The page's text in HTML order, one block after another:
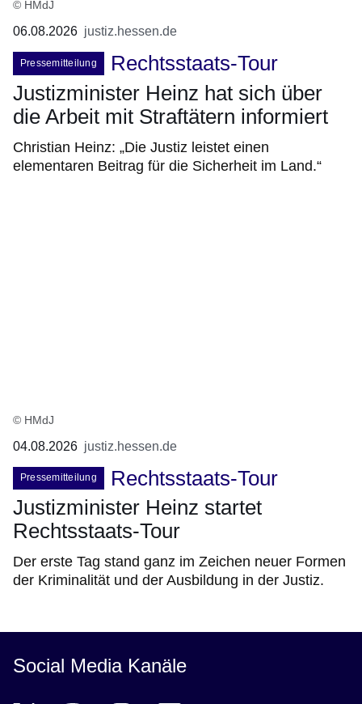
© HMdJ
06.08.2026 justiz.hessen.de
Pressemitteilung
Rechtsstaats-Tour
Justizminister Heinz hat sich über
die Arbeit mit Straftätern informiert
Christian Heinz: „Die Justiz leistet einen
elementaren Beitrag für die Sicherheit im Land.“
© HMdJ
04.08.2026 justiz.hessen.de
Pressemitteilung
Rechtsstaats-Tour
Justizminister Heinz startet
Rechtsstaats-Tour
Der erste Tag stand ganz im Zeichen neuer Formen
der Kriminalität und der Ausbildung in der Justiz.
Social Media Kanäle